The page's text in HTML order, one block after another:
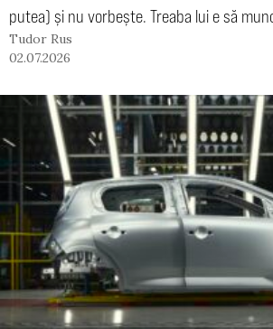
putea) și nu vorbește. Treaba lui e să
Tudor Rus
02.07.2026